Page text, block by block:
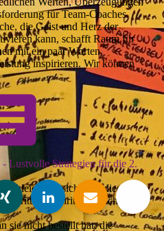
für Team-Coaches.
die Geist und Herz der
kann, schafft Raum für
mit ein paar Worten
inspirieren. Wir können
Lustvolle Strategien für die 2.
schleicht sie sich über die
für Schritt – manchmal
sie nicht bestellt hat: die